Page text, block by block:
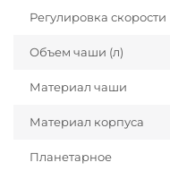
Регулировка скорости
Объем чаши (л)
Материал чаши
Материал корпуса
Планетарное